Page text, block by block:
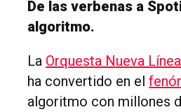
De las verbenas a
algoritmo.
La Orquesta Nueva Línea
ha convertido en el
algoritmo con millones